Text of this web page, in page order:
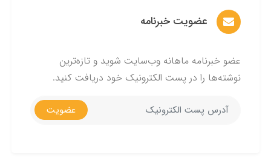
عضویت خبرنامه
عضو خبرنامه ماهانه وب‌سایت شوید و تازه‌ترین
نوشته‌ها را در پست الکترونیک خود دریافت کنید.
عضویت